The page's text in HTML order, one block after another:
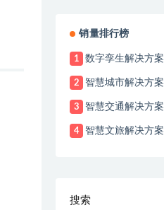
销量排行榜
1 数字孪生解决方案
2 智慧城市解决方案
3 智慧交通解决方案
4 智慧文旅解决方案
搜索